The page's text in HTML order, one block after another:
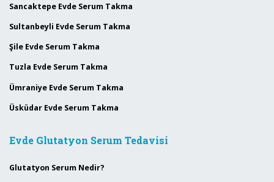
Sancaktepe Evde Serum Takma
Sultanbeyli Evde Serum Takma
Şile Evde Serum Takma
Tuzla Evde Serum Takma
Ümraniye Evde Serum Takma
Üsküdar Evde Serum Takma
Evde Glutatyon Serum Tedavisi
Glutatyon Serum Nedir?